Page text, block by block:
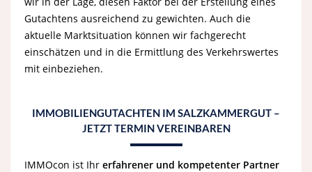
Gutachtens ausreichend zu gewichten. Auch die
aktuelle Marktsituation können wir fachgerecht
einschätzen und in die Ermittlung des Verkehrswertes
mit einbeziehen.
IMMOBILIENGUTACHTEN IM SALZKAMMERGUT –
JETZT TERMIN VEREINBAREN
IMMOcon ist Ihr erfahrener und kompetenter Partner